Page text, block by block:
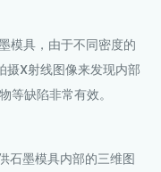
模具，由于不同密度的
X射线图像来发现内部
等缺陷非常有效。
石墨模具内部的三维图